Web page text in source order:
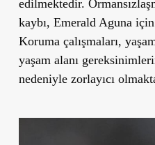
edilmektedir.
kaybı, Emerald Aguna
Koruma çalışmaları,
yaşam alanı
nedeniyle zorlayıcı